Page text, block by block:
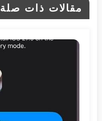
مقالات ذات صلة